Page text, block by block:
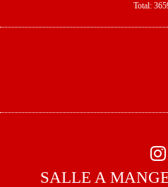
Total:
SALLE A